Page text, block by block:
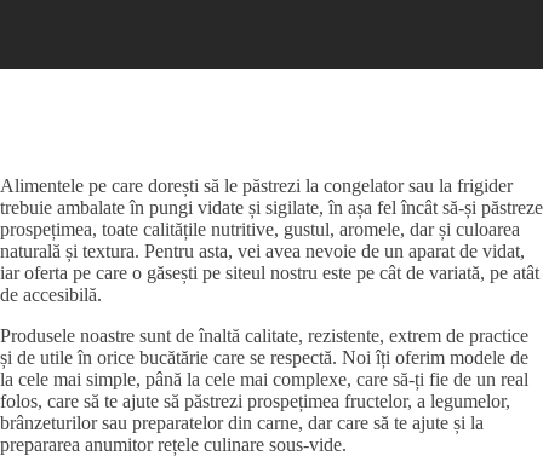
Alimentele pe care dorești să le păstrezi la congelator sau la frigider
trebuie ambalate în pungi vidate și sigilate, în așa fel încât să-și păstreze
prospețimea, toate calitățile nutritive, gustul, aromele, dar și culoarea
naturală și textura. Pentru asta, vei avea nevoie de un aparat de vidat,
iar oferta pe care o găsești pe siteul nostru este pe cât de variată, pe atât
de accesibilă.
Produsele noastre sunt de înaltă calitate, rezistente, extrem de practice
și de utile în orice bucătărie care se respectă. Noi îți oferim modele de
la cele mai simple, până la cele mai complexe, care să-ți fie de un real
folos, care să te ajute să păstrezi prospețimea fructelor, a legumelor,
brânzeturilor sau preparatelor din carne, dar care să te ajute și la
prepararea anumitor rețele culinare sous-vide.